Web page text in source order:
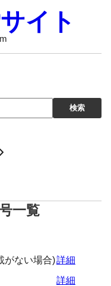
イト
一覧
がない場合)詳細
詳細